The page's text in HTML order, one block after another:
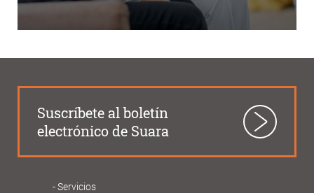
Suscríbete al boletín
electrónico de Suara
Servicios